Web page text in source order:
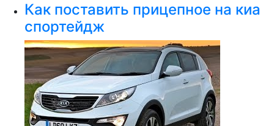
Как поставить прицепное на киа
спортейдж